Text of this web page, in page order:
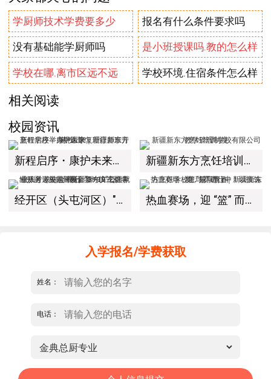
学厨师技术学费要多少 报名有什么条件要求吗
没有基础能学厨师吗 是小班授课吗.教的怎么样
学校在哪.离市区远不远 学校环境.住宿条件怎么样
相关阅读
校园资讯
新程启序・康护未来｜新疆新东方烹饪学校举办中医康复理疗师班开幕仪式！ 新疆新东方烹饪培训学校有限公司教学管理制度
经开区（头屯河区）"3+10"公共就业服务进校园暨新疆新东方烹饪学校人才双选会+校企签约仪式圆满举行 热血赛场，迎 “篮” 而上｜新疆新东方烹饪学校篮球赛进行中！以技筑梦，乐享青春
入学报名/学费获取
姓名：
电话：